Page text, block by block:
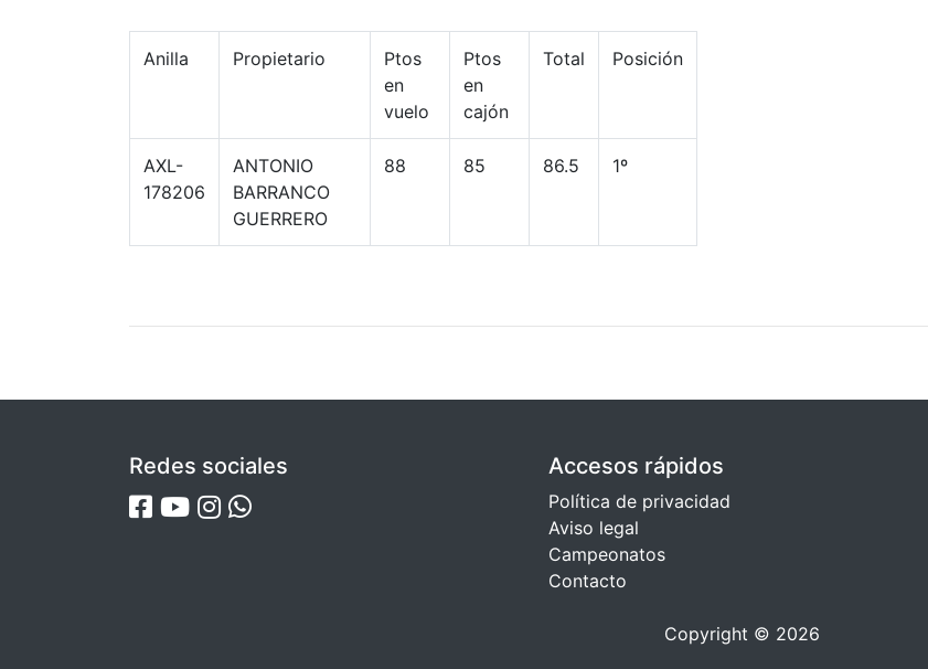
Anilla Propietario
Ptos
en
vuelo
Ptos
en
cajón
Total Posición
AXL-
178206
ANTONIO
BARRANCO
GUERRERO
88 85 86.5 1º
Redes sociales Accesos rápidos
Política de privacidad
Aviso legal
Campeonatos
Contacto
Copyright © 2026